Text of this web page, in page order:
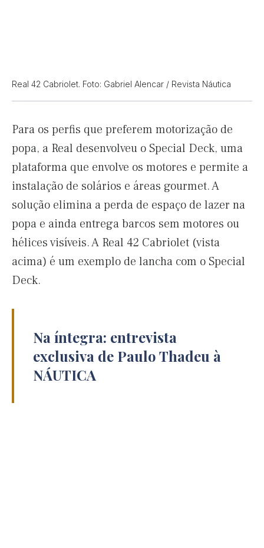
Real 42 Cabriolet. Foto: Gabriel Alencar / Revista Náutica
Para os perfis que preferem motorização de
popa, a Real desenvolveu o Special Deck, uma
plataforma que envolve os motores e permite a
instalação de solários e áreas gourmet. A
solução elimina a perda de espaço de lazer na
popa e ainda entrega barcos sem motores ou
hélices visíveis. A Real 42 Cabriolet (vista
acima) é um exemplo de lancha com o Special
Deck.
Na íntegra: entrevista
exclusiva de Paulo Thadeu à
NÁUTICA